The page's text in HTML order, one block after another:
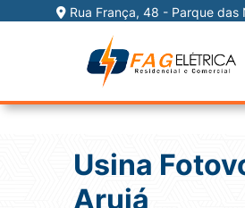
Rua França, 48 - Parque das
(11) 97071-3044
contato@fageletrica.com.br
Usina
Arujá